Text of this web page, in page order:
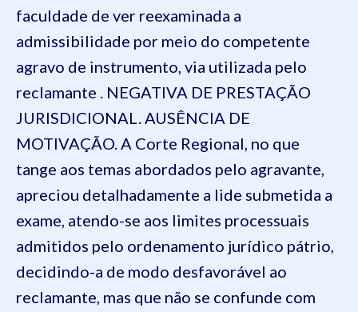
faculdade de ver reexaminada a
admissibilidade por meio do competente
agravo de instrumento, via utilizada pelo
reclamante . NEGATIVA DE PRESTAÇÃO
JURISDICIONAL. AUSÊNCIA DE
MOTIVAÇÃO. A Corte Regional, no que
tange aos temas abordados pelo agravante,
apreciou detalhadamente a lide submetida a
exame, atendo-se aos limites processuais
admitidos pelo ordenamento jurídico pátrio,
decidindo-a de modo desfavorável ao
reclamante, mas que não se confunde com